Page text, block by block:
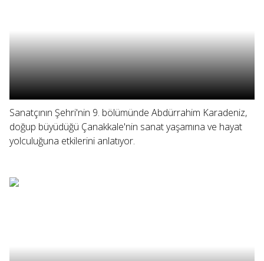
Sanatçının Şehri'nin 9. bölümünde Abdürrahim Karadeniz,
doğup büyüdüğü Çanakkale'nin sanat yaşamına ve hayat
yolculuğuna etkilerini anlatıyor.